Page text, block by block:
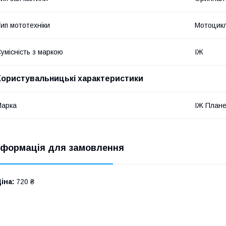
мототехніки
з маркою ІЖ
характеристики
ІЖ
для замовлення
720 ₴